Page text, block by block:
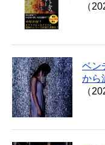
（
ベン
から
（